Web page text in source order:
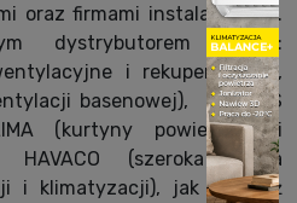
oraz firmami instalacyjnym.
dystrybutorem marek:
i rekuperacyjne),
basenowej), CASALS
(kurtyny powietrzne i
HAVACO (szeroka gama
i klimatyzacji), jak również